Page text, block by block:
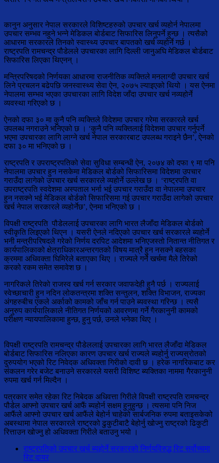
कानुन अनुसार नेपाल सरकारले विशिष्टहरुको उपचार खर्च व्यहोर्न नेपालमा
उपचार सम्भव नहुने भन्ने मेडिकल बोर्डबाट सिफारिस लिनुपर्ने हुन्छ । त्यसैको
आधारमा सरकारले तिनको स्वास्थ्य उपचार बापतको खर्च व्यहोर्ने गर्छ ।
राष्ट्रपति रामचन्द्र पौडेलले उपचारका लागि दिल्ली जानुअघि मेडिकल बोर्डबाट
सिफारिस लिएका थिएनन् ।
मन्त्रिपरिषदको निर्णयका आधारमा राजनीतिक व्यक्तिले मनलाग्दी उपचार खर्च
लिने प्रचलन बढेपछि जनस्वास्थ्य सेवा ऐन, २०७५ ल्याइएको थियो । यस ऐनमा
नेपालमा सम्भव भएका उपचारका लागि विदेश जाँदा उपचार खर्च नव्यहोर्ने
व्यवस्था गरिएको छ ।
ऐनको दफा ३० मा कुनै पनि व्यक्तिले विदेशमा उपचार गरेमा सरकारले खर्च
उपलब्ध नगराउने भनिएको छ । ‘कुनै पनि व्यक्तिलाई विदेशमा उपचार गर्नुपर्ने
भएमा उपचारका लागि लाग्ने खर्च नेपाल सरकारबाट उपलब्ध गराइने छैन’, ऐनको
दफा ३० मा भनिएको छ ।
राष्ट्रपति र उपराष्ट्रपतिको सेवा सुविधा सम्बन्धी ऐन, २०७४ को दफा ९ मा पनि
नेपालमा उपचार हुन नसकेमा मेडिकल बोर्डको सिफारिसमा विदेशमा उपचार
गराउँदा लागेको उपचार खर्च सरकारले व्यहोर्ने उल्लेख छ । ‘राष्ट्रपति वा
उपराष्ट्रपति स्वदेशमा अस्पताल भर्ना भई उपचार गराउँदा वा नेपालमा उपचार
हुन नसक्ने भई मेडिकल बोर्डको सिफारिसमा गई उपचार गराउँदा लागेको उपचार
खर्च नेपाल सरकारले व्यहोर्नेछ’, ऐनमा भनिएको छ ।
विपक्षी राष्ट्रपति पौडेललाई उपचारका लागि भारत लैजाँदा मेडिकल बोर्डको
स्वीकृति लिइएको थिएन । यसरी ऐनले नदिएको उपचार खर्च सरकारले ब्यहोर्ने
भनी मन्त्रीपरिषदले गरेको निर्णय दरपिट आदेशमा भनिएजस्तो नितान्त नीतिगत र
कार्यपालिकाको क्षेत्राधिकारअन्तरगतको विषय मात्रै हुन नसक्ने बहसका
क्रममा अधिवक्ता घिमिरेले बताएका थिए । राज्यले गर्ने खर्चमा मैले तिरेको
करको रकम समेत समावेश छ ।
नागरिकले तिरेको राजस्व खर्च गर्न सरकार जवाफदेही हुनै पर्छ । राज्यलाई
स्वेच्छाचारी हुन नदिन लोकतन्त्रमा शक्ति सन्तुलन, शक्ति विभाजन, राज्यका
अंगहरुबीच एकले अर्काको कामको जाँच गर्न पाउने ब्यवस्था गरिन्छ । त्यसै
अनुरुप कार्यपालिकाले नीतिगत निर्णयको आवरणमा गर्ने गैरकानुनी कामको
परीक्षण न्यायपालिकामा हुन्छ, हुनु पर्छ, उनले भनेका थिए ।
विपक्षी राष्ट्रपति रामचन्द्र पौडेललाई उपचारका लागि भारत लैजाँदा मेडिकल
बोर्डबाट सिफारिस नलिएका कारण उपचार खर्च राज्यले ब्यहोर्नु राज्यस्रोतको
दुरुपयोग भएको रिट निवेदक अधिवक्ता गिरीको दावी छ । हरेक नागरिकबाट कर
संकलन गरेर बजेट बनाउने सरकारले यसरी विशिष्ट ब्यक्तिका नाममा गैरकानुनी
रुपमा खर्च गर्न मिल्दैन ।
पत्रकार समेत रहेका रिट निबेदक अधिवत्ता गिरीले विपक्षी राष्ट्रपति रामचन्द्र
पौडेल आफ्नो उपचार खर्च आफैं ब्यहोर्न सक्षम हुनुहुन्छ । त्यसमा पनि निज
आफैंले आफ्नो उपचार खर्च आफैंले बेहोर्न चाहेको सार्बजनिक रुपमा बताइसकेको
अबस्थामा नेपाल सरकारले राष्ट्रको ढुकुटीबाटै बेहोर्नु खोज्नु राष्ट्रको ढिकुटी
रित्ताउन खोज्नु हो अधिवक्ता गिरीले बताउनु भयो ।
राष्ट्रपतिको उपचार खर्च ब्यहोर्ने सरकारको निर्णयविरुद्ध रिट सर्वोच्चमा
रिट दायर